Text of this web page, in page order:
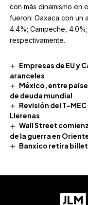
con más dinamismo en
fueron: Oaxaca con un
4.4%; Campeche,
respectivamente.
Empresas de EU y
aranceles
México, entre
de deuda mundial
Revisión del T-
Llerenas
Wall Street
de la guerra en
Banxico retira